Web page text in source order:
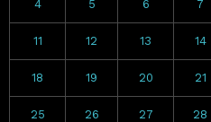
4 5 6 7
11 12 13 14
18 19 20 21
25 26 27 28